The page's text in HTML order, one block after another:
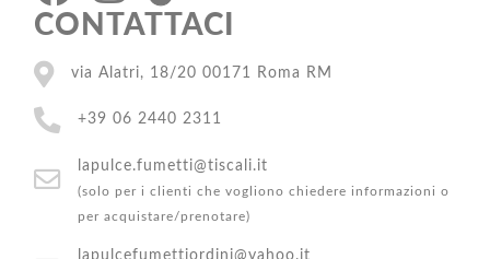
CONTATTACI
via Alatri, 18/20 00171 Roma RM
+39 06 2440 2311
lapulce.fumetti@tiscali.it
(solo per i clienti che vogliono chiedere informazioni o
per acquistare/prenotare)
lapulcefumettiordini@yahoo.it